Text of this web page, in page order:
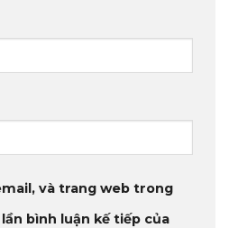
và trang web trong
bình luận kế tiếp của